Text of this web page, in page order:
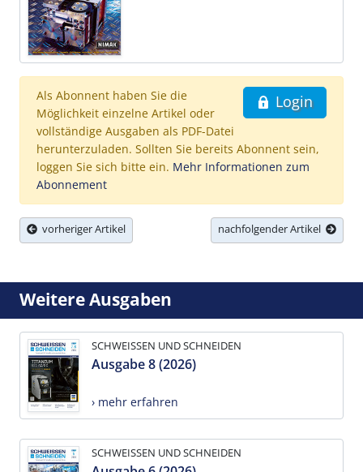
Login
Als Abonnent haben Sie die
Möglichkeit einzelne Artikel oder
vollständige Ausgaben als PDF-Datei
herunterzuladen. Sollten Sie bereits Abonnent sein,
loggen Sie sich bitte ein. Mehr Informationen zum
Abonnement
vorheriger Artikel nachfolgender Artikel
Weitere Ausgaben
SCHWEISSEN UND SCHNEIDEN
Ausgabe 8 (2026)
› mehr erfahren
SCHWEISSEN UND SCHNEIDEN